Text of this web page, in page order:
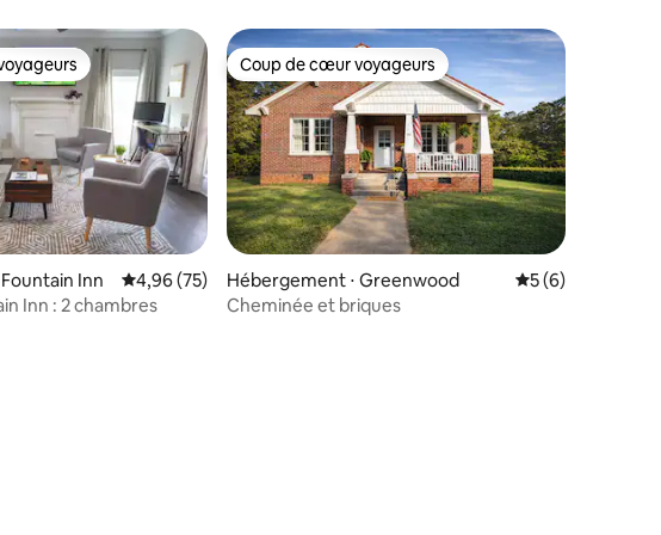
de 44 commentaires : 4,86 sur 5
Inn Évaluation moyenne sur la base de 75 commentaires : 4,96 sur 5
4,96 (75)
Inn : 2 chambres
Coup de cœur voyageurs
Coup de cœur voyageurs
Hébergement ⋅ Greenwood Évaluation
5 (6)
Cheminée et briques